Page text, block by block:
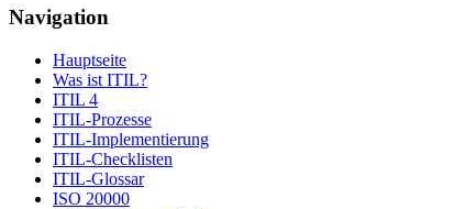
Navigation
Hauptseite
Was ist ITIL?
ITIL 4
ITIL-Prozesse
ITIL-Implementierung
ITIL-Checklisten
ITIL-Glossar
ISO 20000